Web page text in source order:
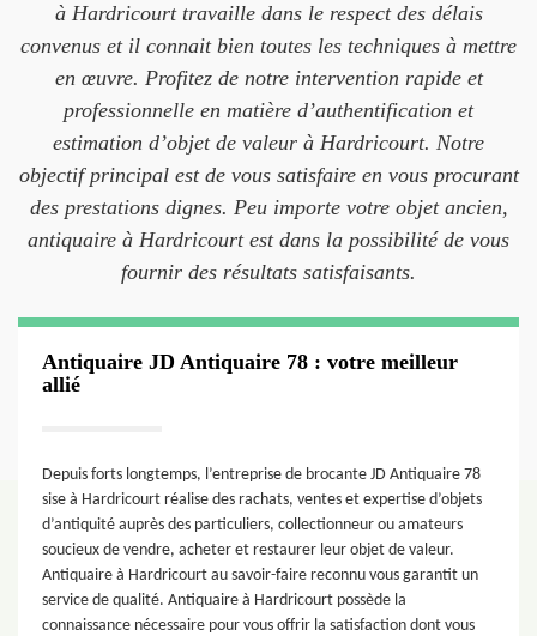
à Hardricourt travaille dans le respect des délais
convenus et il connait bien toutes les techniques à mettre
en œuvre. Profitez de notre intervention rapide et
professionnelle en matière d’authentification et
estimation d’objet de valeur à Hardricourt. Notre
objectif principal est de vous satisfaire en vous procurant
des prestations dignes. Peu importe votre objet ancien,
antiquaire à Hardricourt est dans la possibilité de vous
fournir des résultats satisfaisants.
Antiquaire JD Antiquaire 78 : votre meilleur
allié
Depuis forts longtemps, l’entreprise de brocante JD Antiquaire 78
sise à Hardricourt réalise des rachats, ventes et expertise d’objets
d’antiquité auprès des particuliers, collectionneur ou amateurs
soucieux de vendre, acheter et restaurer leur objet de valeur.
Antiquaire à Hardricourt au savoir-faire reconnu vous garantit un
service de qualité. Antiquaire à Hardricourt possède la
connaissance nécessaire pour vous offrir la satisfaction dont vous